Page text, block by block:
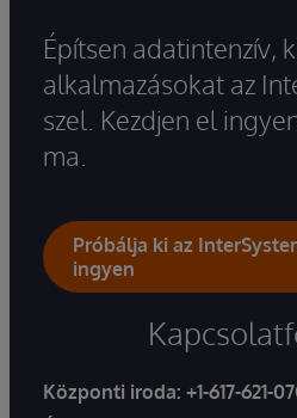
Építsen adatintenzív,
alkalmazásokat az
szel. Kezdjen el
ma.
Próbálja ki az
ingyen
Központi iroda: +1-617-621-